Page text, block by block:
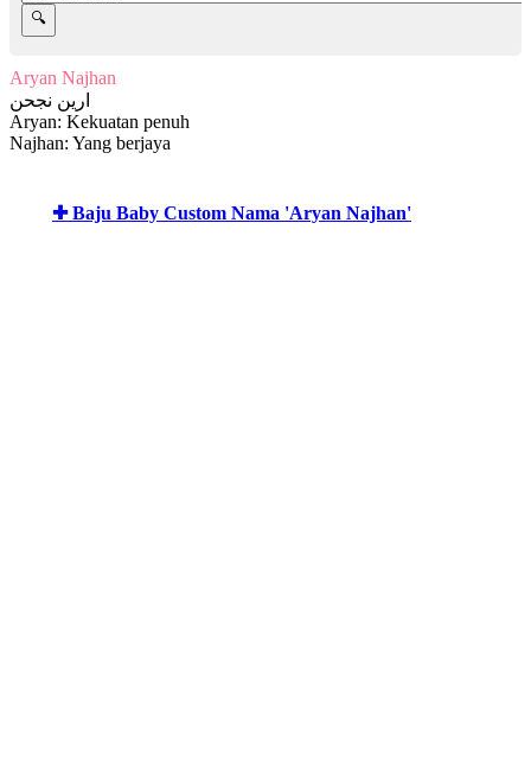
Aryan Najhan
ارين نجحن
Aryan: Kekuatan penuh
Najhan: Yang berjaya
✚ Baju Baby Custom Nama 'Aryan Najhan'